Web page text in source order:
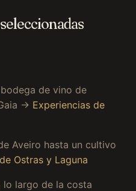
de vino de
→ Experiencias de
Aveiro hasta un cultivo
Ostras y Laguna
lo largo de la costa